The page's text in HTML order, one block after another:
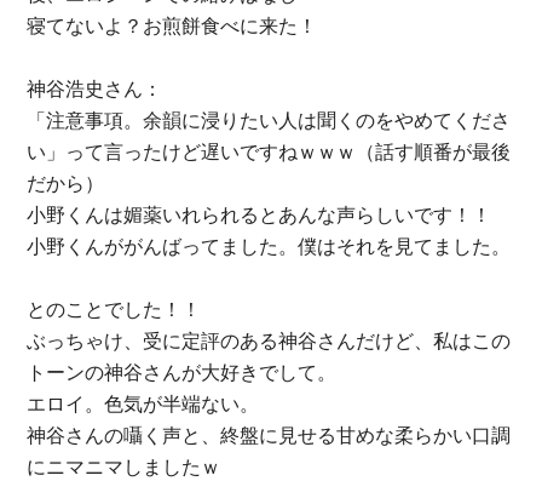
寝てないよ？お煎餅食べに来た！
神谷浩史さん：
「注意事項。余韻に浸りたい人は聞くのをやめてくださ
い」って言ったけど遅いですねｗｗｗ（話す順番が最後
だから）
小野くんは媚薬いれられるとあんな声らしいです！！
小野くんががんばってました。僕はそれを見てました。
とのことでした！！
ぶっちゃけ、受に定評のある神谷さんだけど、私はこの
トーンの神谷さんが大好きでして。
エロイ。色気が半端ない。
神谷さんの囁く声と、終盤に見せる甘めな柔らかい口調
にニマニマしましたｗ